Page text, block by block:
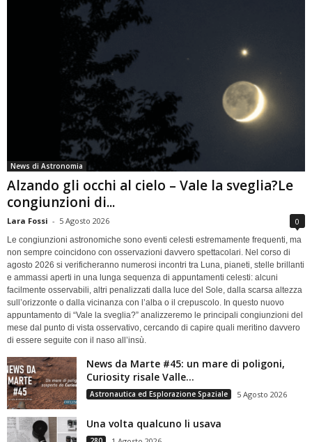
News di Astronomia
Alzando gli occhi al cielo – Vale la sveglia?Le
congiunzioni di...
Lara Fossi - 5 Agosto 2026 0
Le congiunzioni astronomiche sono eventi celesti estremamente frequenti, ma
non sempre coincidono con osservazioni davvero spettacolari. Nel corso di
agosto 2026 si verificheranno numerosi incontri tra Luna, pianeti, stelle brillanti
e ammassi aperti in una lunga sequenza di appuntamenti celesti: alcuni
facilmente osservabili, altri penalizzati dalla luce del Sole, dalla scarsa altezza
sull’orizzonte o dalla vicinanza con l’alba o il crepuscolo. In questo nuovo
appuntamento di “Vale la sveglia?” analizzeremo le principali congiunzioni del
mese dal punto di vista osservativo, cercando di capire quali meritino davvero
di essere seguite con il naso all’insù.
News da Marte #45: un mare di poligoni,
Curiosity risale Valle...
Astronautica ed Esplorazione Spaziale 5 Agosto 2026
Una volta qualcuno li usava